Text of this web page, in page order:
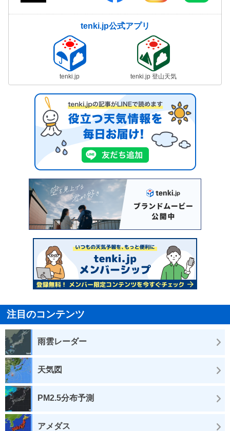
tenki.jp公式アプリ
tenki.jp tenki.jp 登山天気
注目のコンテンツ
雨雲レーダー
天気図
PM2.5分布予測
アメダス